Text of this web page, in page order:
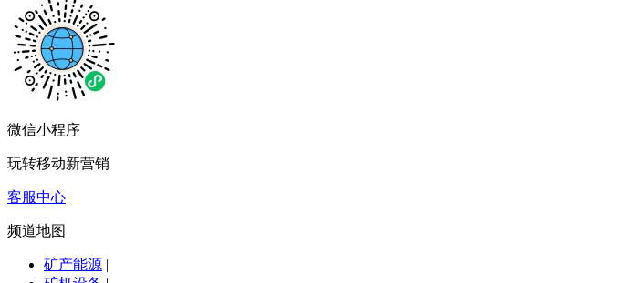
微信小程序
玩转移动新营销
客服中心
频道地图
矿产能源 |